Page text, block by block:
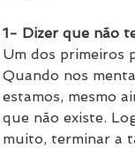
1- Dizer que não
Um dos primeiros
Quando nos
estamos, mesmo
que não existe.
muito, terminar a